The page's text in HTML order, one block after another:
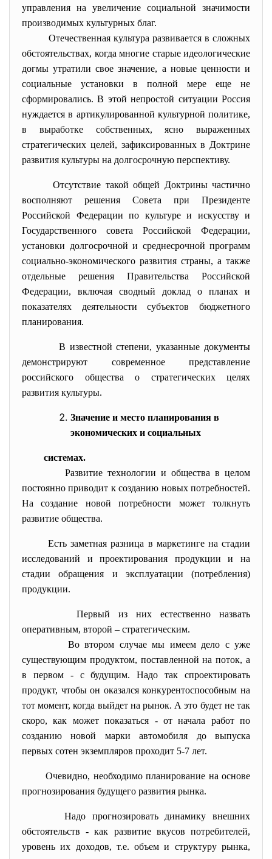
управления на увеличение социальной значимости
производимых культурных благ.
Отечественная культура развивается в сложных
обстоятельствах, когда многие старые идеологические
догмы утратили свое значение, а новые ценности и
социальные установки в полной мере еще не
сформировались. В этой непростой ситуации Россия
нуждается в артикулированной культурной политике,
в выработке собственных, ясно выраженных
стратегических целей, зафиксированных в Доктрине
развития культуры на долгосрочную перспективу.
Отсутствие такой общей Доктрины частично
восполняют решения Совета при Президенте
Российской Федерации по культуре и искусству и
Государственного совета Российской Федерации,
установки долгосрочной и среднесрочной программ
социально-экономического развития страны, а также
отдельные решения Правительства Российской
Федерации, включая сводный доклад о планах и
показателях деятельности субъектов бюджетного
планирования.
В известной степени, указанные документы
демонстрируют современное представление
российского общества о стратегических целях
развития культуры.
Значение и место планирования в
экономических и социальных
системах.
Развитие технологии и общества в целом
постоянно приводит к созданию новых потребностей.
На создание новой потребности может толкнуть
развитие общества.
Есть заметная разница в маркетинге на стадии
исследований и проектирования продукции и на
стадии обращения и эксплуатации (потребления)
продукции.
Первый из них естественно назвать
оперативным, второй – стратегическим.
Во втором случае мы имеем дело с уже
существующим продуктом, поставленной на поток, а
в первом - с будущим. Надо так спроектировать
продукт, чтобы он оказался конкурентоспособным на
тот момент, когда выйдет на рынок. А это будет не так
скоро, как может показаться - от начала работ по
созданию новой марки автомобиля до выпуска
первых сотен экземпляров проходит 5-7 лет.
Очевидно, необходимо планирование на основе
прогнозирования будущего развития рынка.
Надо прогнозировать динамику внешних
обстоятельств - как развитие вкусов потребителей,
уровень их доходов, т.е. объем и структуру рынка,